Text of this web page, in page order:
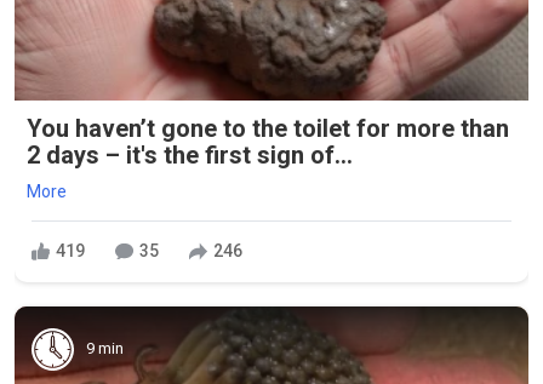
You haven’t gone to the toilet for more than
2 days – it's the first sign of...
More
419 35 246
9 min